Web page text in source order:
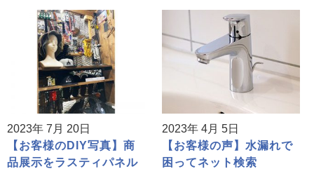
2023年 7月 20日
【お客様のDIY写真】商
品展示をラスティパネル
2023年 4月 5日
【お客様の声】水漏れで
困ってネット検索